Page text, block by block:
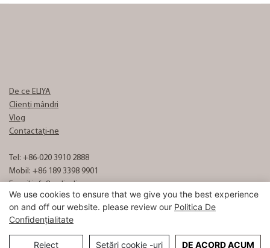
De ce ELIYA
Clienți mândri
Vlog
Contactaţi-ne
Tel: +86-020 3910 2888
Mobil: +86 189 3398 9901
E-mail:info8@eliyalinen.com
Copyright © 2026 ELIYA Hotel Linen Co., Ltd |
15074832号
We use cookies to ensure that we give you the best experience
on and off our website. please review our Politica De
Confidențialitate
Reject Setări cookie -uri DE ACORD ACUM